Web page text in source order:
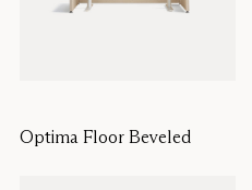
Optima Floor Beveled